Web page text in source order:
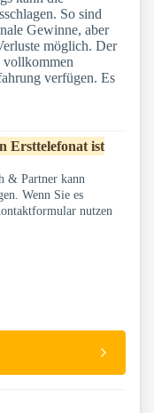
So sind
Gewinne, aber
möglich. Der
vollkommen
verfügen. Es
Ersttelefonat ist
& Partner kann
Wenn Sie es
nutzen